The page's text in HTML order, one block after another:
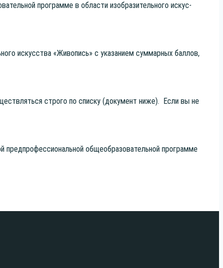
про­грам­ме в обла­сти изоб­ра­зи­тель­но­го искус­
искус­ства «Живо­пись» с ука­за­ни­ем сум­мар­ных бал­лов,
стро­го по спис­ку (доку­мент ниже). Если вы не
пред­про­фес­си­о­наль­ной обще­об­ра­зо­ва­тель­ной про­грам­ме